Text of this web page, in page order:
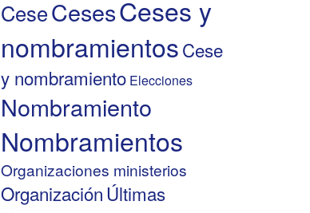
CeseCesesCeses y
nombramientosCese
y nombramiento Elecciones
Nombramiento
Nombramientos
Organizaciones ministerios
OrganizaciónÚltimas